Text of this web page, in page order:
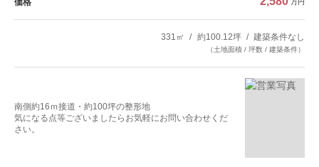
価格 万円
331㎡ 約100.12坪 建築条件なし
（土地面積 / 坪数 / 建築条件）
南側約16ｍ接道・約100坪の整形地
気になる点等ございましたらお気軽にお問い合わせくだ
さい。